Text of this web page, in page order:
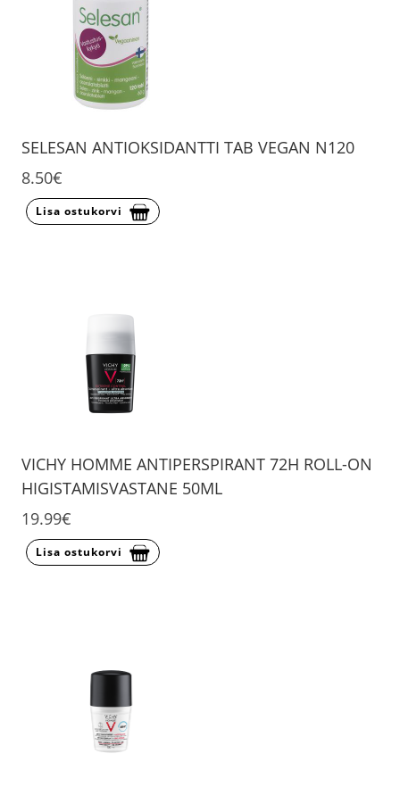
SELESAN ANTIOKSIDANTTI TAB VEGAN N120
8.50€
Lisa ostukorvi
VICHY HOMME ANTIPERSPIRANT 72H ROLL-ON
HIGISTAMISVASTANE 50ML
19.99€
Lisa ostukorvi